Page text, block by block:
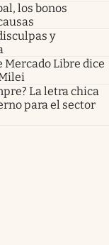
los bonos
y
Mercado Libre dice
La letra chica
para el sector